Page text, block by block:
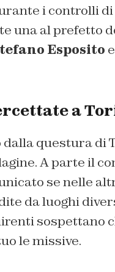
i controlli
una al prefetto
Esposito
a
questura di
A parte il
se nelle
da luoghi
sospettano
le missive.